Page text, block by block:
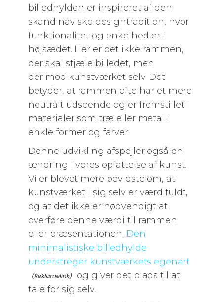
billedhylden er inspireret af den
skandinaviske designtradition, hvor
funktionalitet og enkelhed er i
højsædet. Her er det ikke rammen,
der skal stjæle billedet, men
derimod kunstværket selv. Det
betyder, at rammen ofte har et mere
neutralt udseende og er fremstillet i
materialer som træ eller metal i
enkle former og farver.
Denne udvikling afspejler også en
ændring i vores opfattelse af kunst.
Vi er blevet mere bevidste om, at
kunstværket i sig selv er værdifuldt,
og at det ikke er nødvendigt at
overføre denne værdi til rammen
eller præsentationen. Den
minimalistiske billedhylde
understreger kunstværkets egenart
og giver det plads til at
tale for sig selv.